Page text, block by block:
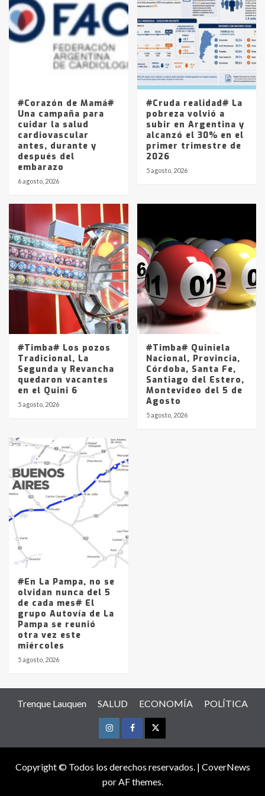
4
Accidente en Ruta 5: falleció un
joven de Trenque Lauquen
Los precios de los combustibles en
La Pampa, desde YPF hasta Axion
entre 857 a 1338 pesos
#Corazón de Mamá#
Una campaña para
cuidar la salud
cardiovascular
antes, durante y
después del
embarazo
6 agosto, 2026
#Cruda realidad# La
pobreza volvió a
subir en Argentina y
alcanzó el 30% en el
primer trimestre de
2026
5 agosto, 2026
#Timba# Los pozos
Tradicional, La
Segunda y Revancha
quedaron vacantes
en el Quini 6
5 agosto, 2026
#Timba# Quiniela
Nacional, Provincia,
Córdoba, Santa Fe,
Santiago del Estero,
Montevideo del 5 de
Agosto
5 agosto, 2026
#En La Pampa, no se
olvidan nunca del 5
de cada mes# El
grupo Autovía de La
Pampa se reunió
otra vez este
miércoles
5 agosto, 2026
Trenque Lauquen SALUD ECONOMÍA POLÍTICA
InstagramFacebookTwitter
Copyright © Todos los derechos reservados. | CoverNews
por AF themes.